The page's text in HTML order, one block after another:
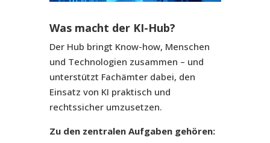
Was macht der KI-Hub?
Der Hub bringt Know-how, Menschen
und Technologien zusammen – und
unterstützt Fachämter dabei, den
Einsatz von KI praktisch und
rechtssicher umzusetzen.
Zu den zentralen Aufgaben gehören: